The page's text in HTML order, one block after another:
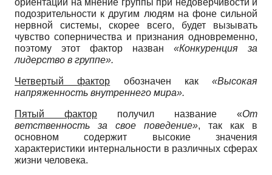
ориентации на мнение группы при недоверчивости и
подозрительности к другим людям на фоне сильной
нервной системы, скорее всего, будет вызывать
чувство соперничества и признания одновременно,
поэтому этот фактор назван «Конкуренция за
лидерство в группе».
Четвертый фактор обозначен как «Высокая
напряженность внутреннего мира».
Пятый фактор получил название «От
ветственность за свое поведение», так как в
основном содержит высокие значения
характеристики интернальности в различных сферах
жизни человека.